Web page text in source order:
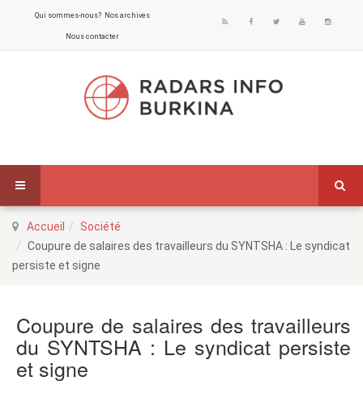
Qui sommes-nous? Nos archives
Nous contacter
Accueil
Société
Coupure de salaires des travailleurs du SYNTSHA : Le syndicat
persiste et signe
Coupure de salaires des travailleurs
du SYNTSHA : Le syndicat persiste
et signe